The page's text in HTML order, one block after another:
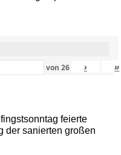
von 26 › »
feierte
der sanierten großen